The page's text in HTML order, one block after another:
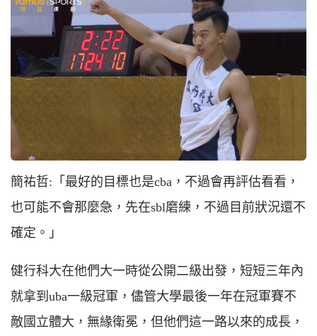
簡祐哲:「最好的目標也是cba，不過會再評估看看，
也可能不會那麼急，先在sbl磨練，不過目前狀況還不
確定。」
健行科大在他們大一時從公開二級出發，短短三年內
就拿到uba一級冠軍，儘管大學最後一年在冠軍賽不
敵國立體大，無緣衛冕，但他們這一路以來的成長，